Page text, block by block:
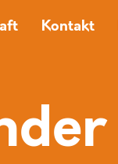
Kontakt